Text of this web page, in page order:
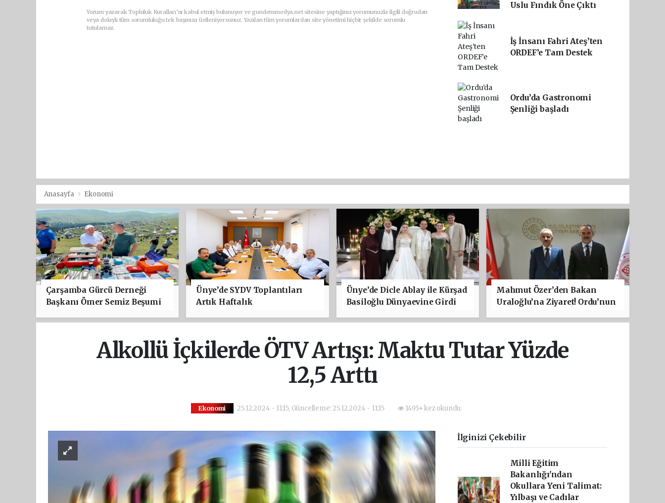
Yorum yazarak Topluluk Kuralları’nı kabul etmiş bulunuyor ve gundemmedya.net sitesine yaptığınız yorumunuzla ilgili doğrudan
veya dolaylı tüm sorumluluğu tek başınıza üstleniyorsunuz. Yazılan tüm yorumlardan site yönetimi hiçbir şekilde sorumlu
tutulamaz.
Uslu Fındık Öne Çıktı
İş İnsanı Fahri Ateş’ten
ORDEF’e Tam Destek
Ordu’da Gastronomi
Şenliği başladı
Anasayfa Ekonomi
Çarşamba Gürcü Derneği
Başkanı Ömer Semiz Beşumi
Ünye’de SYDV Toplantıları
Artık Haftalık
Ünye’de Dicle Ablay ile Kürşad
Basiloğlu Dünyaevine Girdi
Mahmut Özer’den Bakan
Uraloğlu’na Ziyaret! Ordu’nun
Yatırıldı
Alkollü İçkilerde ÖTV Artışı: Maktu Tutar Yüzde
12,5 Arttı
Ekonomi 25.12.2024 - 11:15, Güncelleme: 25.12.2024 - 11:15 1495+ kez okundu.
İlginizi Çekebilir
Milli Eğitim
Bakanlığı'ndan
Okullara Yeni Talimat:
Yılbaşı ve Cadılar